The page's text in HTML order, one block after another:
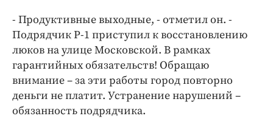
Работодатель года
- Продуктивные выходные, - отметил он. -
Подрядчик Р-1 приступил к восстановлению
люков на улице Московской. В рамках
гарантийных обязательств! Обращаю
внимание – за эти работы город повторно
деньги не платит. Устранение нарушений –
обязанность подрядчика.